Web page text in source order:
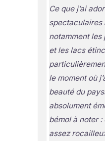
Ce que j’ai
spectaculaires
notamment
et les lacs
le moment où
beauté du
absolument
bémol à noter
assez